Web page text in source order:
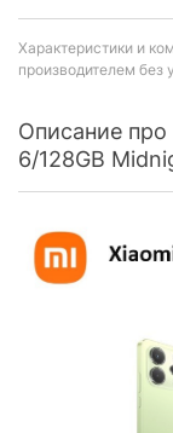
Характеристики и
производителем без
Описание
6/128GB